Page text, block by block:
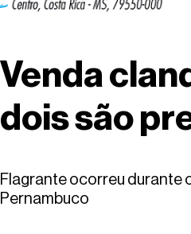
Venda
dois são
Flagrante ocorreu durante
Pernambuco